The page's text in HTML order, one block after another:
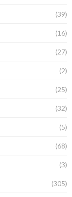
(39)
(16)
(27)
(2)
(25)
(32)
(5)
(68)
(3)
(305)